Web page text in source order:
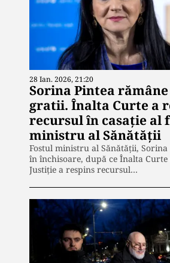
28 Ian. 2026, 21:20
Sorina Pintea
gratii. Înalta Curte a
recursul în casație al
ministru al Sănătății
Fostul ministru al Sănătății, Sorina
în închisoare, după ce Înalta Curte
Justiție a respins recursul…